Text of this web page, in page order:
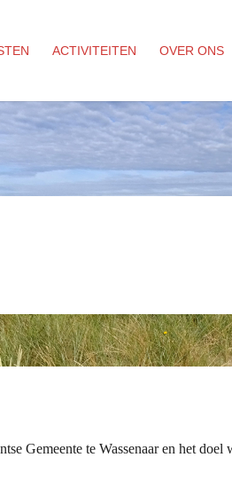
ACTIVITEITEN OVER ONS
Gemeente te Wassenaar en het